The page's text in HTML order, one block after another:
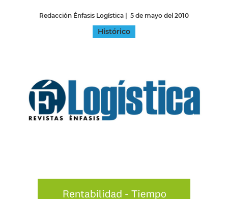
Redacción Énfasis Logística | 5 de mayo del 2010
Histórico